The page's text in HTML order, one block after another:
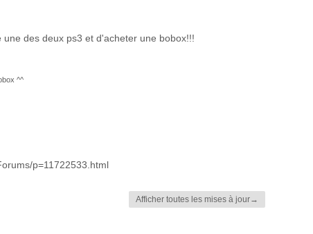
des deux ps3 et d'acheter une bobox!!!
^^
p=11722533.html
Afficher toutes les mises à jour→